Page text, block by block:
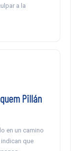
a la
Pillán
en un camino
que